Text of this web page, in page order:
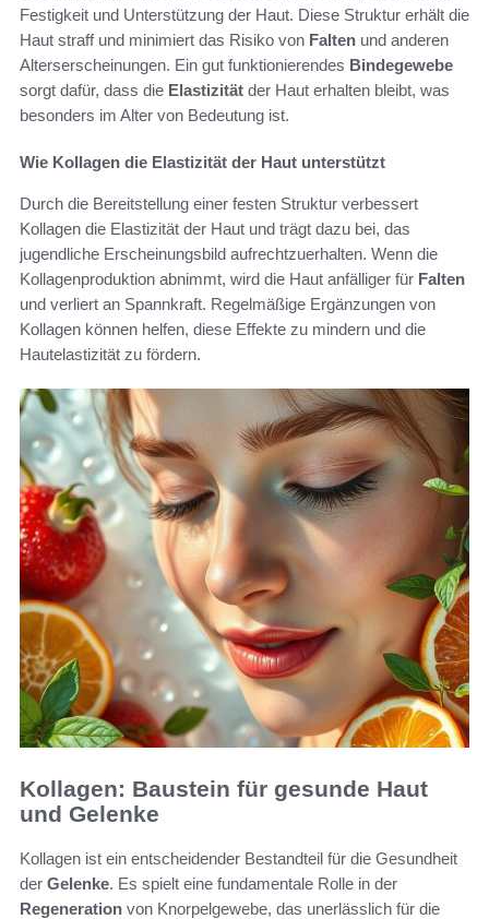
Festigkeit und Unterstützung der Haut. Diese Struktur erhält die
Haut straff und minimiert das Risiko von Falten und anderen
Alterserscheinungen. Ein gut funktionierendes Bindegewebe
sorgt dafür, dass die Elastizität der Haut erhalten bleibt, was
besonders im Alter von Bedeutung ist.
Wie Kollagen die Elastizität der Haut unterstützt
Durch die Bereitstellung einer festen Struktur verbessert
Kollagen die Elastizität der Haut und trägt dazu bei, das
jugendliche Erscheinungsbild aufrechtzuerhalten. Wenn die
Kollagenproduktion abnimmt, wird die Haut anfälliger für Falten
und verliert an Spannkraft. Regelmäßige Ergänzungen von
Kollagen können helfen, diese Effekte zu mindern und die
Hautelastizität zu fördern.
Kollagen: Baustein für gesunde Haut
und Gelenke
Kollagen ist ein entscheidender Bestandteil für die Gesundheit
der Gelenke. Es spielt eine fundamentale Rolle in der
Regeneration von Knorpelgewebe, das unerlässlich für die